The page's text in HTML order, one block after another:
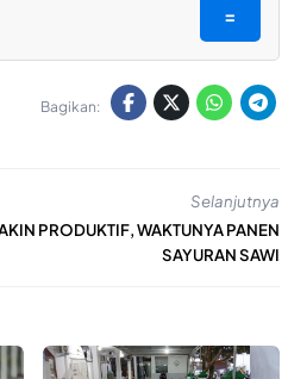
=
Bagikan:
Selanjutnya
PRODUKTIF, WAKTUNYA PANEN
SAYURAN SAWI